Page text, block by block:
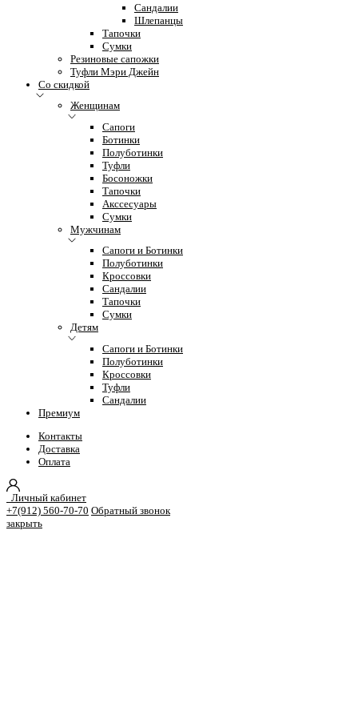
Сандалии
Шлепанцы
Тапочки
Сумки
Резиновые сапожки
Туфли Мэри Джейн
Со скидкой
Женщинам
Сапоги
Ботинки
Полуботинки
Туфли
Босоножки
Тапочки
Акссесуары
Сумки
Мужчинам
Сапоги и Ботинки
Полуботинки
Кроссовки
Сандалии
Тапочки
Сумки
Детям
Сапоги и Ботинки
Полуботинки
Кроссовки
Туфли
Сандалии
Премиум
Контакты
Доставка
Оплата
Личный кабинет
+7(912) 560-70-70 Обратный звонок
закрыть